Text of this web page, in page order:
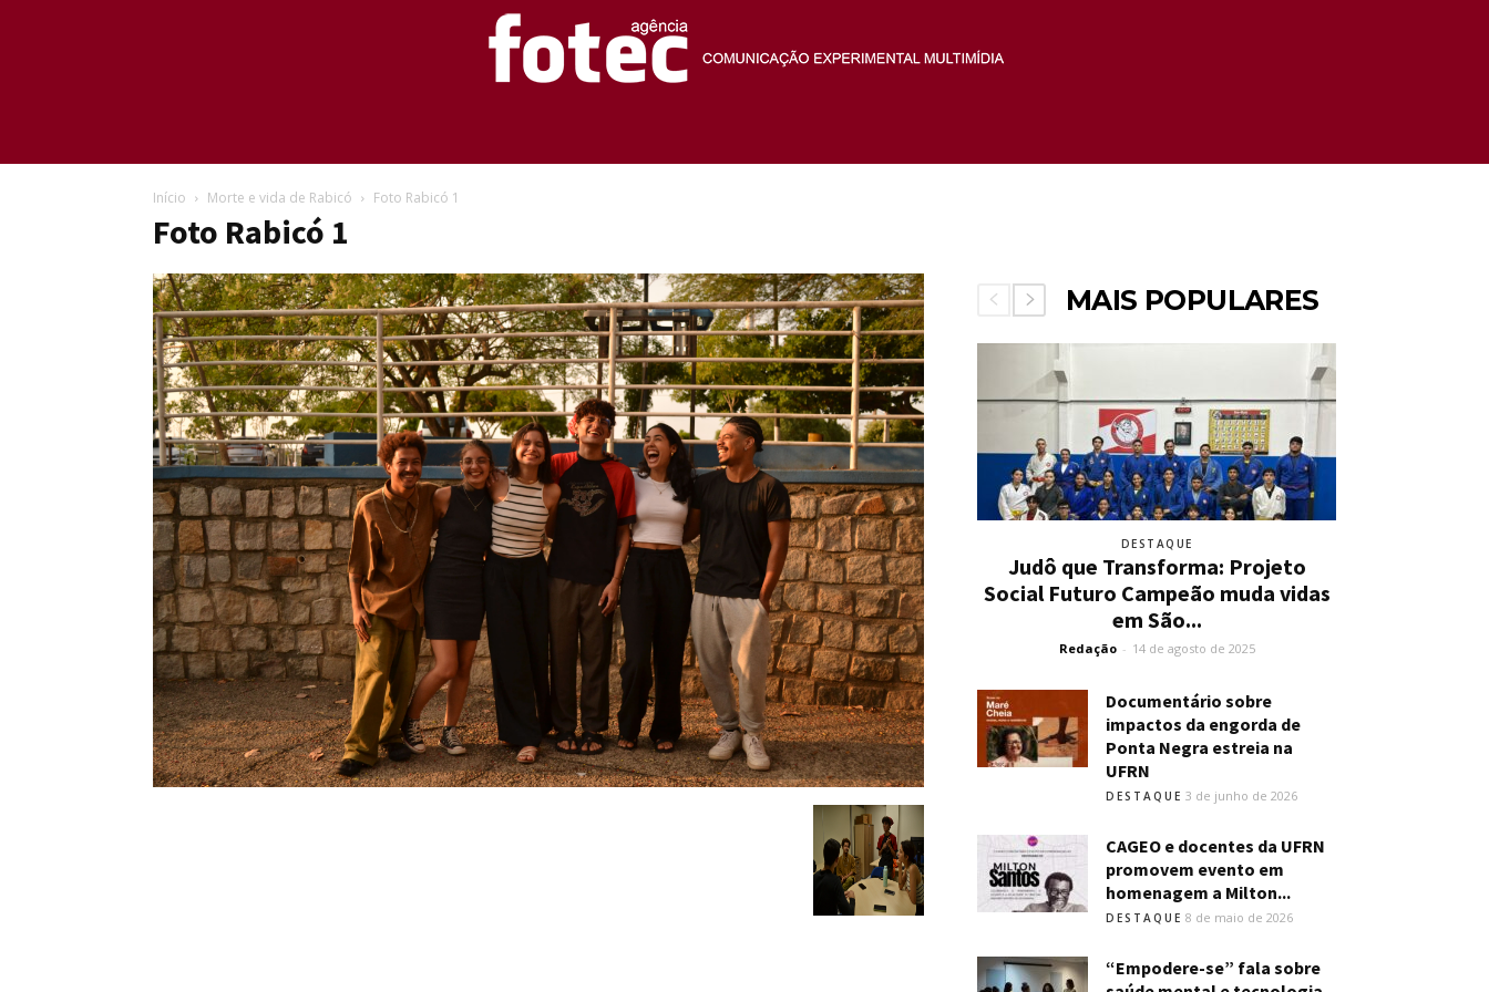
Fotec
Início Morte e vida de Rabicó Foto Rabicó 1
Foto Rabicó 1
MAIS POPULARES
DESTAQUE
Judô que Transforma: Projeto
Social Futuro Campeão muda vidas
em São...
Redação - 14 de agosto de 2025
Documentário sobre
impactos da engorda de
Ponta Negra estreia na
UFRN
DESTAQUE 3 de junho de 2026
CAGEO e docentes da UFRN
promovem evento em
homenagem a Milton...
DESTAQUE 8 de maio de 2026
“Empodere-se” fala sobre